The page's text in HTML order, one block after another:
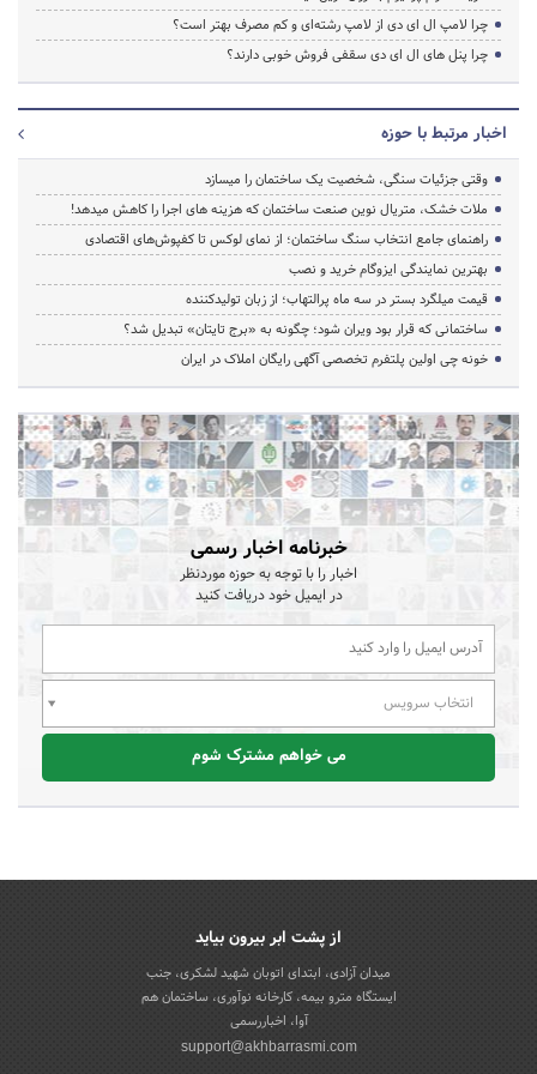
چرا لامپ ال ای دی از لامپ رشته‌ای و کم مصرف بهتر است؟
چرا پنل های ال ای دی سقفی فروش خوبی دارند؟
اخبار مرتبط با حوزه
وقتی جزئیات سنگی، شخصیت یک ساختمان را میسازد
ملات خشک، متریال نوین صنعت ساختمان که هزینه‌ های اجرا را کاهش میدهد!
راهنمای جامع انتخاب سنگ ساختمان؛ از نمای لوکس تا کفپوش‌های اقتصادی
بهترین نمایندگی ایزوگام خرید و نصب
قیمت میلگرد بستر در سه ماه پرالتهاب؛ از زبان تولیدکننده
ساختمانی که قرار بود ویران شود؛ چگونه به «برج تایتان» تبدیل شد؟
خونه چی اولین پلتفرم تخصصی آگهی رایگان املاک در ایران
خبرنامه اخبار رسمی
اخبار را با توجه به حوزه موردنظر
در ایمیل خود دریافت کنید
انتخاب سرویس
می خواهم مشترک شوم
از پشت ابر بیرون بیاید
میدان آزادی، ابتدای اتوبان شهید لشکری، جنب
ایستگاه مترو بیمه، کارخانه نوآوری، ساختمان هم
آوا، اخباررسمی
support@akhbarrasmi.com